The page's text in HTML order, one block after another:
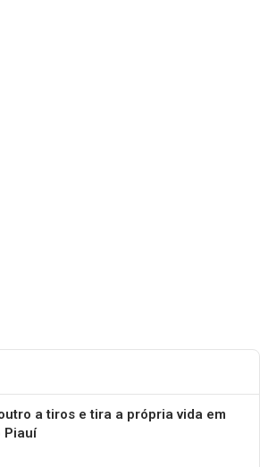
a tiros e tira a própria vida em
Piauí